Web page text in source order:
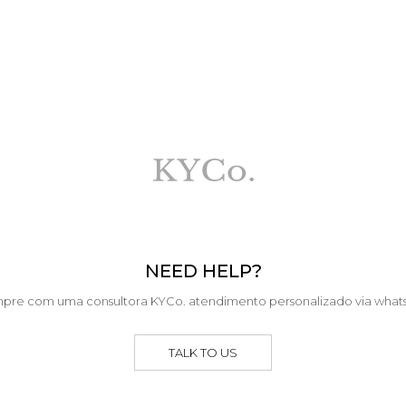
NEED HELP?
com uma consultora KYCo. atendimento personalizado via
TALK TO US